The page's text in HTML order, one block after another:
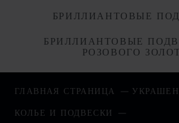
БРИЛЛИАНТОВЫЕ
БРИЛЛИАНТОВЫЕ
РОЗОВОГО
ГЛАВНАЯ СТРАНИЦА
КОЛЬЕ И ПОДВЕСКИ